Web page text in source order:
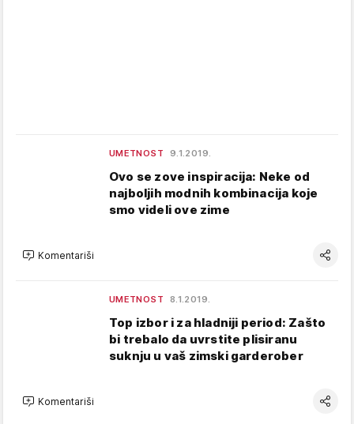
UMETNOST 9.1.2019.
Ovo se zove inspiracija: Neke od
najboljih modnih kombinacija koje
smo videli ove zime
Komentariši
UMETNOST 8.1.2019.
Top izbor i za hladniji period: Zašto
bi trebalo da uvrstite plisiranu
suknju u vaš zimski garderober
Komentariši